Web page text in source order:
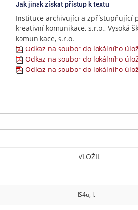
Jak jinak získat přístup k textu
Instituce archivující a zpřístupňující
kreativní komunikace, s.r.o., Vysoká
komunikace, s.r.o.
Odkaz na soubor do lokálního
Odkaz na soubor do lokálního
Odkaz na soubor do lokálního
VLOŽIL
IS4u, I.